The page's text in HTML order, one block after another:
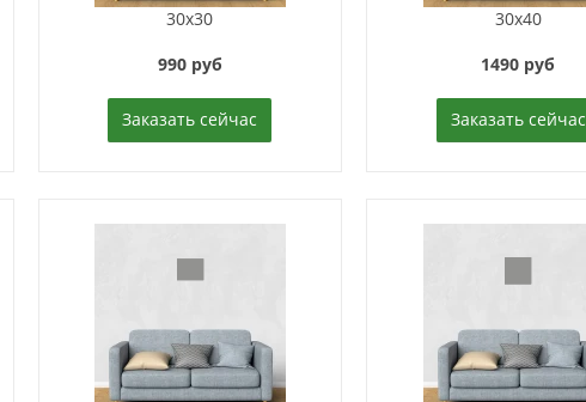
30x30
990 руб
Заказать сейчас
30x40
1490 руб
Заказать сейчас